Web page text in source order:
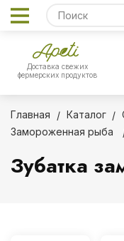
Доставка свежих
фермерских продуктов
Главная Каталог
Замороженная рыба
Зубатка